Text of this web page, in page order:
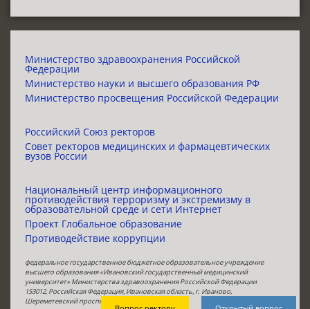
Министерство здравоохранения Российской
Федерации
Министерство науки и высшего образования РФ
Министерство просвещения Российской Федерации
Российский Союз ректоров
Совет ректоров медицинских и фармацевтических
вузов России
Национальный центр информационного
противодействия терроризму и экстремизму в
образовательной среде и сети Интернет
Проект Глобальное образование
Противодействие коррупции
федеральное государственное бюджетное образовательное учреждение
высшего образования «Ивановский государственный медицинский
университет» Министерства здравоохранения Российской Федерации
153012, Российская Федерация, Ивановская область, г. Иваново,
Шереметевский проспект, 8,